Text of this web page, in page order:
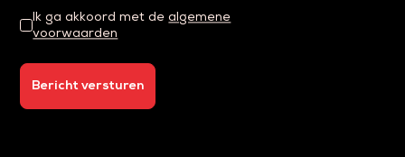
Ik ga akkoord met dealgemene
voorwaarden
Bericht versturen